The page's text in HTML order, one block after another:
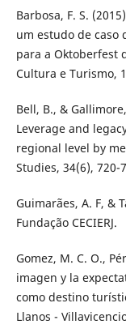
Barbosa, F. S.
um estudo de caso
para a Oktoberfest
Cultura e Turismo,
Bell, B., &
Leverage and
regional level by
Studies, 34(6), 720-
Guimarães, A. F, &
Fundação CECIERJ.
Gomez, M. C. O.,
imagen y la
como destino
Llanos -